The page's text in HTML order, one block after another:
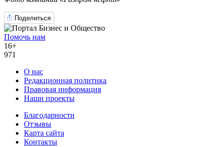
Поделиться
Помочь нам
16+
971
О нас
Редакционная политика
Правовая информация
Наши проекты
Благодарности
Отзывы
Карта сайта
Контакты